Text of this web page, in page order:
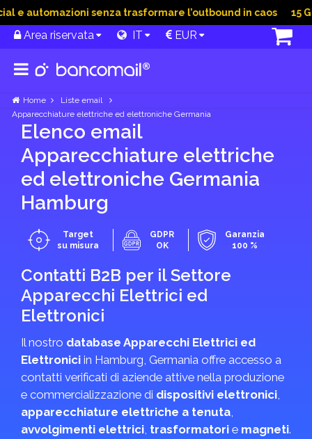
automazioni senza trasformare l’outbound in caos 15 Giu
Area riservata IT EUR
Home
Liste email
Apparecchiature elettriche ed elettroniche Germania
Elenco email
Apparecchiature elettriche
ed elettroniche Germania
Hamburg
Target
su misura
GDPR
OK
Garanzia
100 %
Contatti B2B per il Settore
Apparecchi Elettrici ed
Elettronici
Il nostro database Apparecchi Elettrici ed
Elettronici in Hamburg, Germania offre accesso a
contatti verificati di aziende attive nella produzione
e commercializzazione di dispositivi elettronici,
apparecchiature elettriche a tenuta,
avvolgimenti elettrici, trasformatori e magneti.